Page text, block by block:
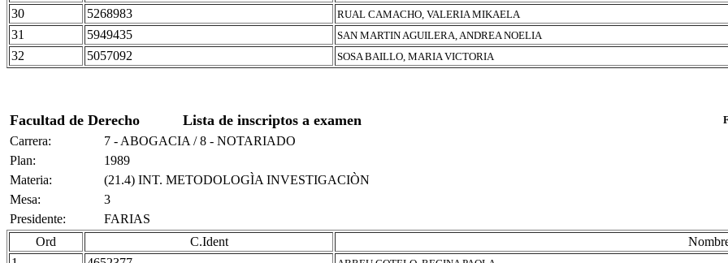
30 5268983 RUAL CAMACHO, VALERIA MIKAELA
31 5949435 SAN MARTIN AGUILERA, ANDREA NOELIA
32 5057092 SOSA BAILLO, MARIA VICTORIA
Facultad de Derecho Lista de inscriptos a examen
Carrera:
7 - ABOGACIA / 8 - NOTARIADO
Plan:
1989
Materia:
(21.4) INT. METODOLOGÌA INVESTIGACIÒN
Mesa:
3
Presidente:
FARIAS
Ord
C.Ident